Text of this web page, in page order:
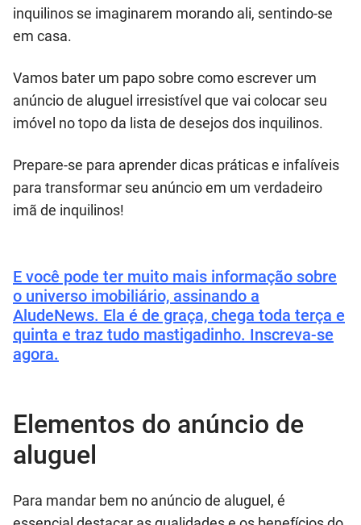
inquilinos se imaginarem morando ali, sentindo-se
em casa.
Vamos bater um papo sobre como escrever um
anúncio de aluguel irresistível que vai colocar seu
imóvel no topo da lista de desejos dos inquilinos.
Prepare-se para aprender dicas práticas e infalíveis
para transformar seu anúncio em um verdadeiro
imã de inquilinos!
E você pode ter muito mais informação sobre
o universo imobiliário, assinando a
AludeNews. Ela é de graça, chega toda terça e
quinta e traz tudo mastigadinho. Inscreva-se
agora.
Elementos do anúncio de
aluguel
Para mandar bem no anúncio de aluguel, é